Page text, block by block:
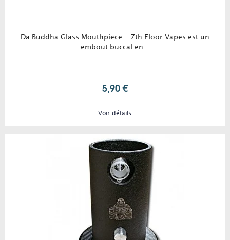
Da Buddha Glass Mouthpiece - 7th Floor Vapes est un
embout buccal en...
5,90 €
Voir détails